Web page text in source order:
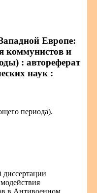
Европе:
коммунистов и
: автореферат
наук :
периода).
диссертации
в Антивоенном